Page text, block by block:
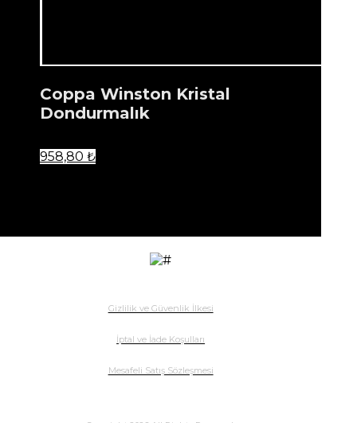
Coppa Winston Kristal
Dondurmalık
958,80 ₺
Gizlilik ve Güvenlik İlkesi
İptal ve İade Koşulları
Mesafeli Satış Sözleşmesi